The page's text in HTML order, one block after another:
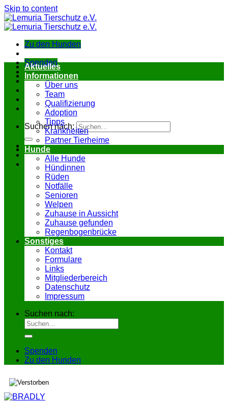
Skip to content
Zu den Hunden
Spenden
Suchen nach:
Aktuelles
Informationen
Über uns
Team
Qualifizierung
Adoption
Tipps
Krankheiten
Partner Tierheime
Hunde
Alle Hunde
Hündinnen
Rüden
Notfälle
Senioren
Welpen
Zuhause in Aussicht
Zuhause gefunden
Regenbogenbrücke
Sonstiges
Kontakt
Formulare
Links
Mitgliederbereich
Datenschutz
Impressum
Suchen nach:
Spenden
Zu den Hunden